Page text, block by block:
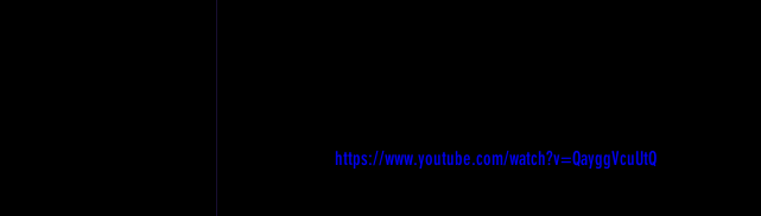
https://www.youtube.com/watch?v=QayggVcuUtQ